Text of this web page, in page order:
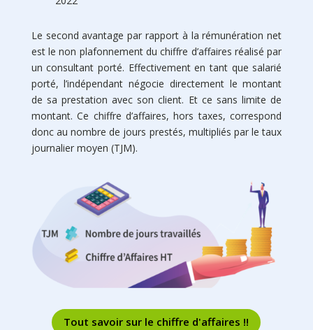
Le second avantage par rapport à la rémunération net
est le non plafonnement du chiffre d’affaires réalisé par
un consultant porté. Effectivement en tant que salarié
porté, l’indépendant négocie directement le montant
de sa prestation avec son client. Et ce sans limite de
montant. Ce chiffre d’affaires, hors taxes, correspond
donc au nombre de jours prestés, multipliés par le taux
journalier moyen (TJM).
Tout savoir sur le chiffre d'affaires !!